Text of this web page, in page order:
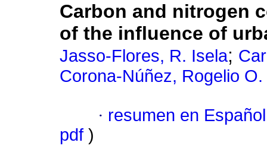
Carbon and nitrogen
of the influence of
Jasso-Flores, R. Isela;
Corona-Núñez, Rogelio O.
· resumen en Español
pdf )